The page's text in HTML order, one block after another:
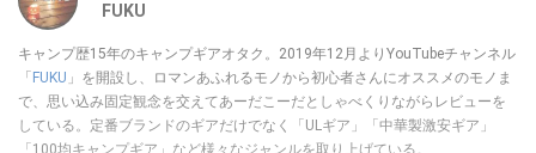
FUKU
キャンプ歴15年のキャンプギアオタク。2019年12月よりYouTubeチャンネル
「FUKU 」を開設し、ロマンあふれるモノから初心者さんにオススメのモノま
で、思い込み固定観念を交えてあーだこーだとしゃべくりながらレビューを
している。定番ブランドのギアだけでなく「ULギア」「中華製激安ギア」
「100均キャンプギア」など様々なジャンルを取り上げている。